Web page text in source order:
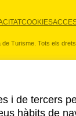
COOKIES
Turisme. Tots els
i de tercers
hàbits de